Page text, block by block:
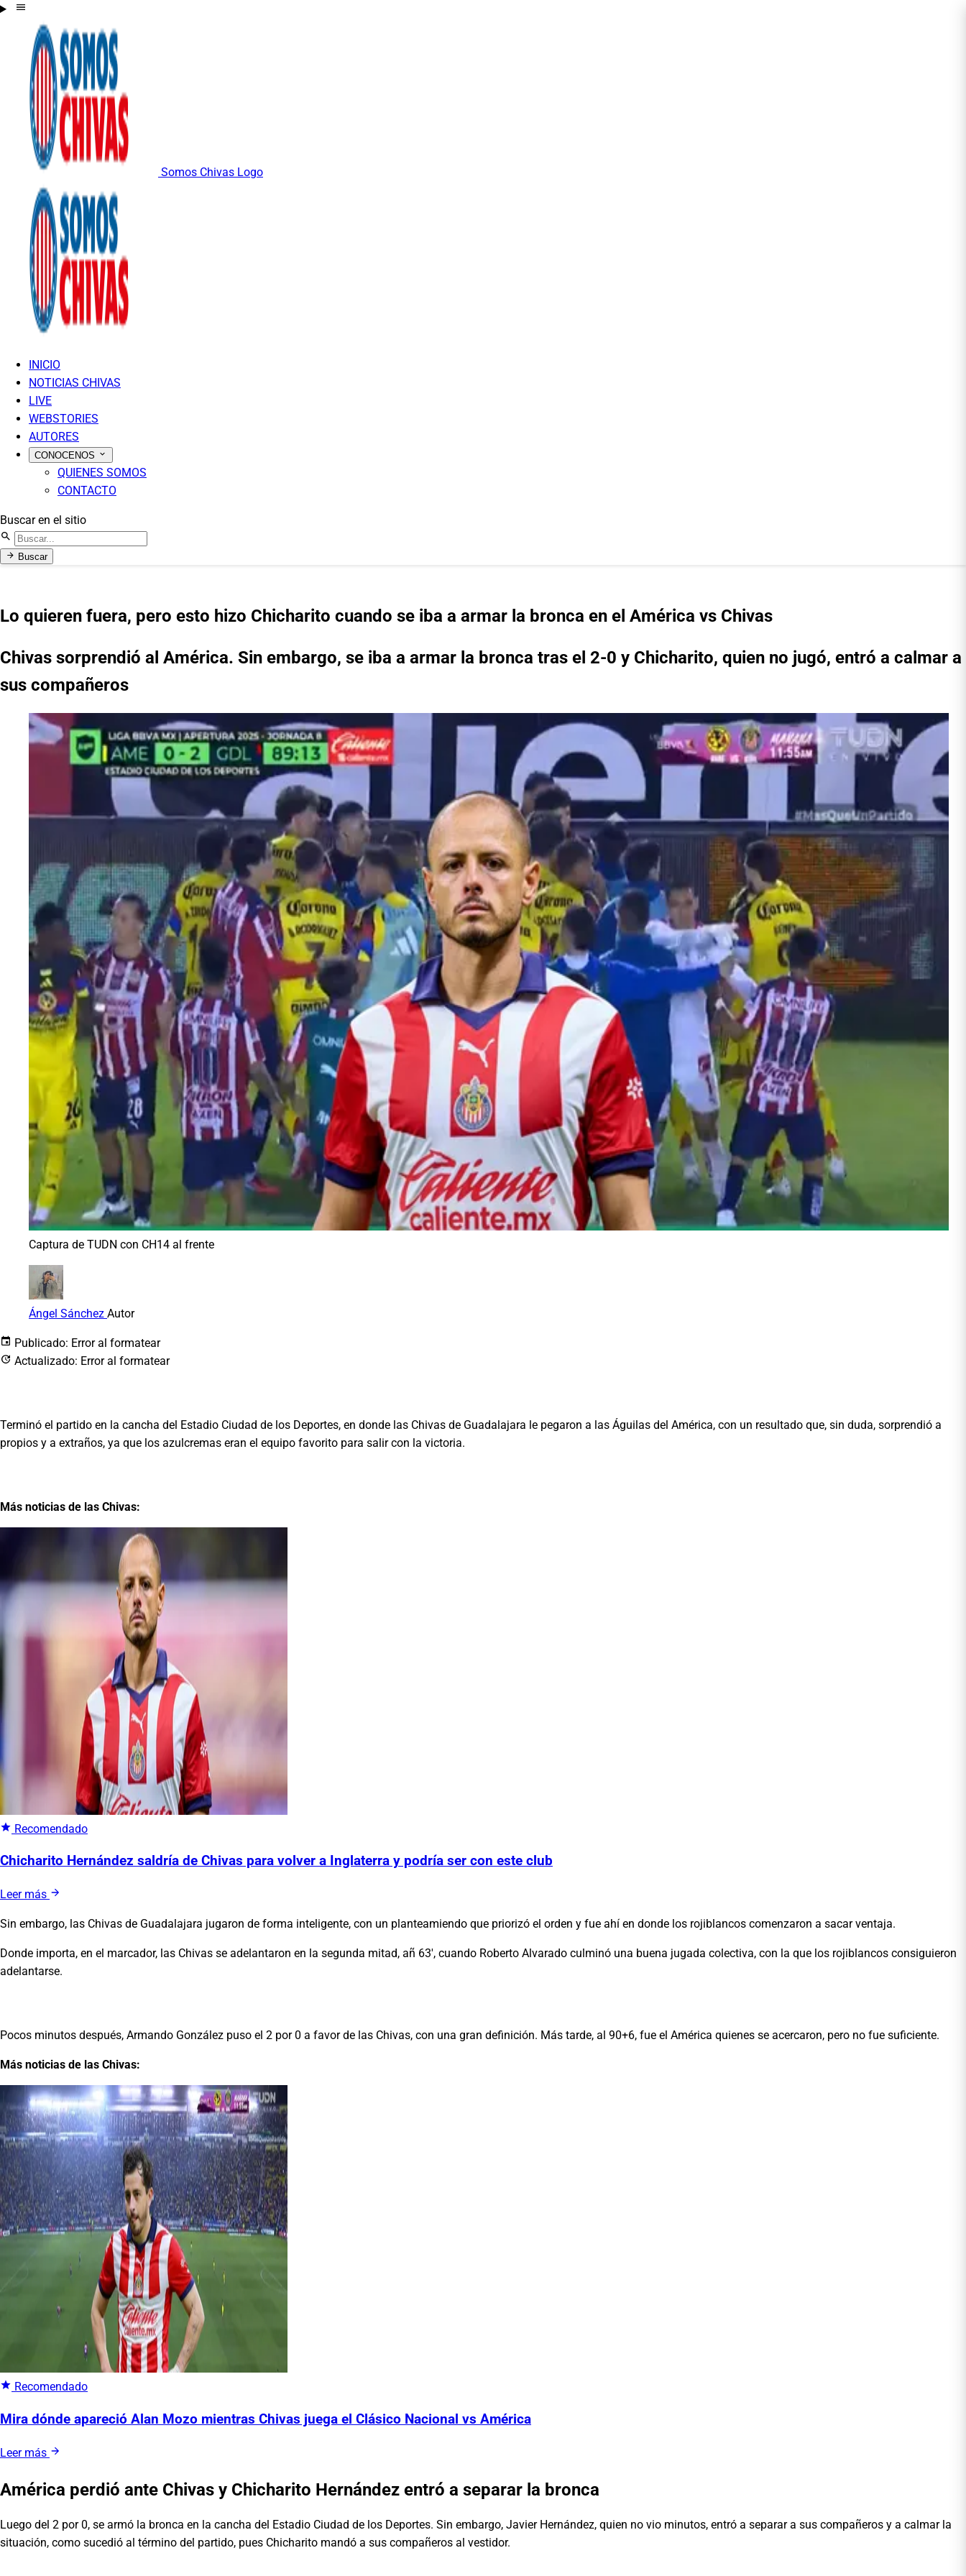
Somos Chivas Logo
INICIO
NOTICIAS CHIVAS
LIVE
WEBSTORIES
AUTORES
CONOCENOS
QUIENES SOMOS
CONTACTO
Buscar en el sitio
Buscar
Lo quieren fuera, pero esto hizo Chicharito cuando se iba a armar la bronca en el América vs Chivas
Chivas sorprendió al América. Sin embargo, se iba a armar la bronca tras el 2-0 y Chicharito, quien no jugó, entró a calmar a
sus compañeros
Captura de TUDN con CH14 al frente
Ángel Sánchez Autor
Publicado: Error al formatear
Actualizado: Error al formatear
Terminó el partido en la cancha del Estadio Ciudad de los Deportes, en donde las Chivas de Guadalajara le pegaron a las Águilas del América, con un resultado que, sin duda, sorprendió a
propios y a extraños, ya que los azulcremas eran el equipo favorito para salir con la victoria.
Más noticias de las Chivas:
Recomendado
Chicharito Hernández saldría de Chivas para volver a Inglaterra y podría ser con este club
Leer más
Sin embargo, las Chivas de Guadalajara jugaron de forma inteligente, con un planteamiendo que priorizó el orden y fue ahí en donde los rojiblancos comenzaron a sacar ventaja.
Donde importa, en el marcador, las Chivas se adelantaron en la segunda mitad, añ 63', cuando Roberto Alvarado culminó una buena jugada colectiva, con la que los rojiblancos consiguieron
adelantarse.
Pocos minutos después, Armando González puso el 2 por 0 a favor de las Chivas, con una gran definición. Más tarde, al 90+6, fue el América quienes se acercaron, pero no fue suficiente.
Más noticias de las Chivas:
Recomendado
Mira dónde apareció Alan Mozo mientras Chivas juega el Clásico Nacional vs América
Leer más
América perdió ante Chivas y Chicharito Hernández entró a separar la bronca
Luego del 2 por 0, se armó la bronca en la cancha del Estadio Ciudad de los Deportes. Sin embargo, Javier Hernández, quien no vio minutos, entró a separar a sus compañeros y a calmar la
situación, como sucedió al término del partido, pues Chicharito mandó a sus compañeros al vestidor.